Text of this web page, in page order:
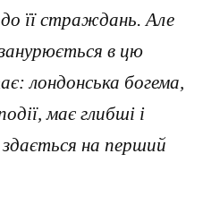
її страждань. Але
в цю
лондонська богема,
має глибші і
на перший